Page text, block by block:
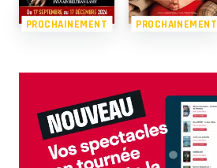
PROCHAINEMENT PROCHAINEMENT